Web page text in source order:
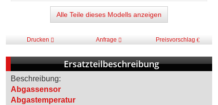
Alle Teile dieses Modells anzeigen
Drucken Anfrage Preisvorschlag
Ersatzteilbeschreibung
Beschreibung:
Abgassensor
Abgastemperatur